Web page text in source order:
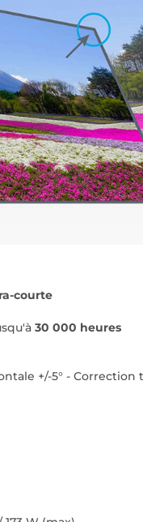
courte
30 000 heures
+/-5° - Correction